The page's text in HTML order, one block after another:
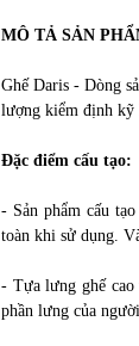
MÔ TẢ SẢN
Ghế Daris - Dòng
lượng kiểm định kỹ
Đặc điểm cấu tạo:
- Sản phẩm cấu
toàn khi sử dụng.
- Tựa lưng ghế
phần lưng của